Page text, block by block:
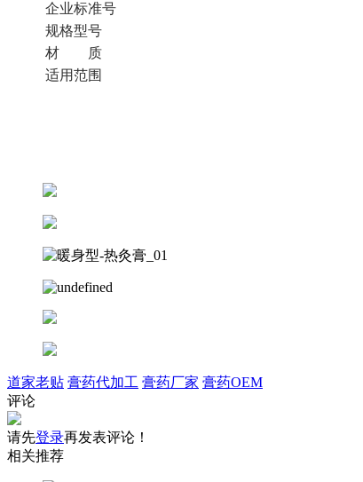
企业标准号
规格型号
材 质
适用范围
道家老贴 膏药代加工 膏药厂家 膏药OEM
评论
请先登录再发表评论！
相关推荐